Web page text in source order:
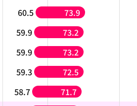
60.5 73.9
59.9 73.2
59.9 73.2
59.3 72.5
58.7 71.7